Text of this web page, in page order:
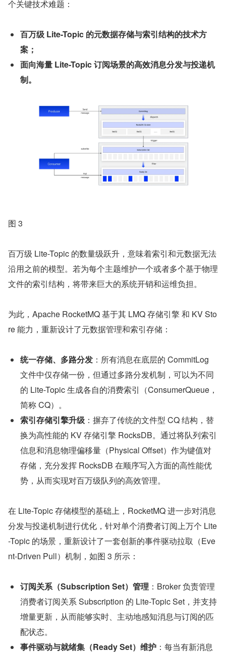
个关键技术难题：
百万级 Lite-Topic 的元数据存储与索引结构的技术方
案；
面向海量 Lite-Topic 订阅场景的高效消息分发与投递机
制。
图 3
百万级 Lite-Topic 的数量级跃升，意味着索引和元数据无法
沿用之前的模型。若为每个主题维护一个或者多个基于物理
文件的索引结构，将带来巨大的系统开销和运维负担。
为此，Apache RocketMQ 基于其 LMQ 存储引擎 和 KV Sto
re 能力，重新设计了元数据管理和索引存储：
统一存储、多路分发 ：所有消息在底层的 CommitLog
文件中仅存储一份，但通过多路分发机制，可以为不同
的 Lite-Topic 生成各自的消费索引（ConsumerQueue，
简称 CQ）。
索引存储引擎升级 ：摒弃了传统的文件型 CQ 结构，替
换为高性能的 KV 存储引擎 RocksDB。通过将队列索引
信息和消息物理偏移量（Physical Offset）作为键值对
存储，充分发挥 RocksDB 在顺序写入方面的高性能优
势，从而实现对百万级队列的高效管理。
在 Lite-Topic 存储模型的基础上，RocketMQ 进一步对消息
分发与投递机制进行优化，针对单个消费者订阅上万个 Lite
-Topic 的场景，重新设计了一套创新的事件驱动拉取（Eve
nt-Driven Pull）机制，如图 3 所示：
订阅关系（Subscription Set）管理 ：Broker 负责管理
消费者订阅关系 Subscription 的 Lite-Topic Set，并支持
增量更新，从而能够实时、主动地感知消息与订阅的匹
配状态。
事件驱动与就绪集（Ready Set）维护 ：每当有新消息